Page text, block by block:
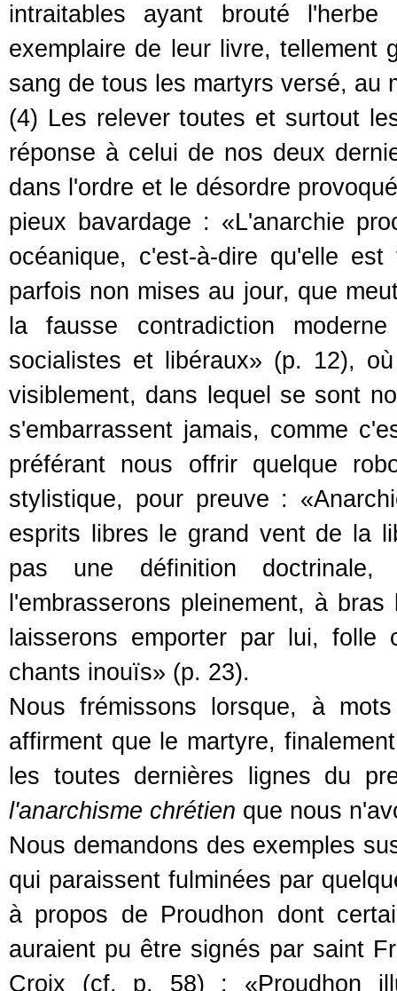
intraitables ayant brouté
exemplaire de leur livre, tellement
sang de tous les martyrs versé, au
(4) Les relever toutes et surtout
réponse à celui de nos deux
dans l'ordre et le désordre
pieux bavardage : «L'anarchie
océanique, c'est-à-dire qu'elle
parfois non mises au jour, que
la fausse contradiction
socialistes et libéraux» (p. 12),
visiblement, dans lequel se sont
s'embarrassent jamais, comme
préférant nous offrir quelque
stylistique, pour preuve :
esprits libres le grand vent de la
pas une définition
l'embrasserons pleinement, à
laisserons emporter par lui,
chants inouïs» (p. 23).
Nous frémissons lorsque, à
affirment que le martyre,
les toutes dernières lignes du
l'anarchisme chrétien que nous
Nous demandons des exemples
qui paraissent fulminées par
à propos de Proudhon dont
auraient pu être signés par saint
Croix (cf. p. 58) : «Proudhon